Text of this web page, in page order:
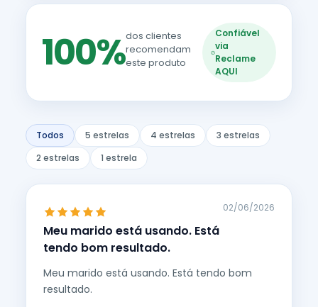
100%dos clientes
recomendam
este produto
Confiável
via
Reclame
AQUI
Todos 5 estrelas 4 estrelas
3 estrelas
2 estrelas
1 estrela
Meu marido está usando. Está
tendo bom resultado.
02/06/2026
Meu marido está usando. Está tendo bom
resultado.